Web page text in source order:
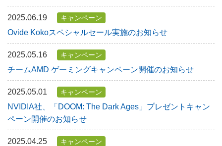
2025.06.19 キャンペーン
Ovide Kokoスペシャルセール実施のお知らせ
2025.05.16 キャンペーン
チームAMD ゲーミングキャンペーン開催のお知らせ
2025.05.01 キャンペーン
NVIDIA社、「DOOM: The Dark Ages」プレゼントキャン
ペーン開催のお知らせ
2025.04.25 キャンペーン